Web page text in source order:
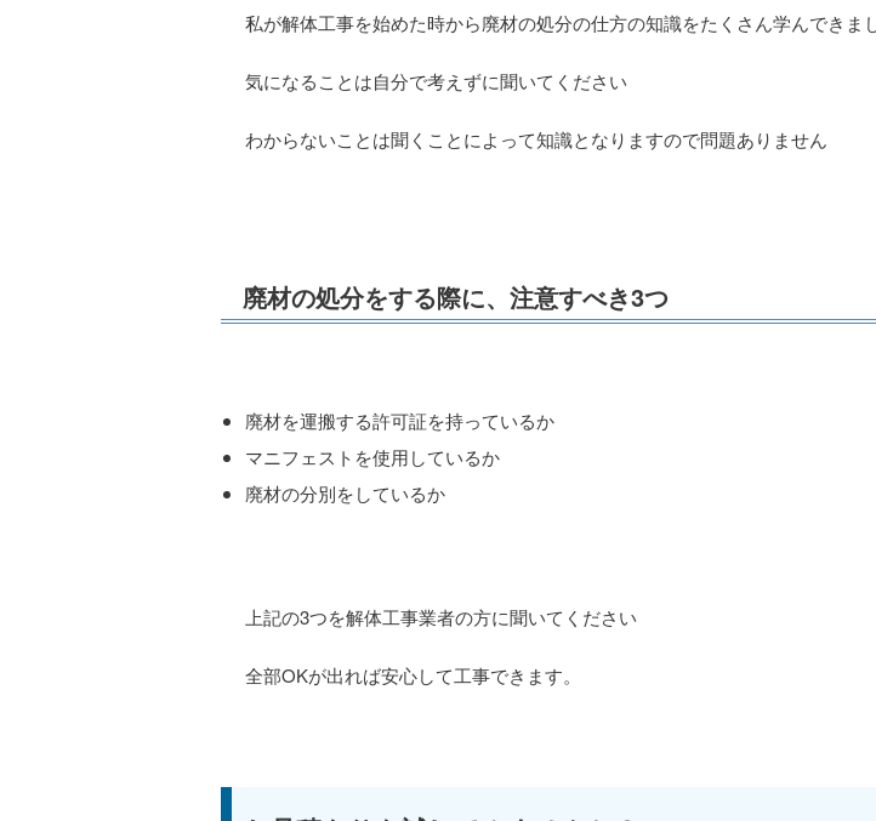
私が解体工事を始めた時から廃材の処分の仕方の知識をたくさん学んできま
気になることは自分で考えずに聞いてください
わからないことは聞くことによって知識となりますので問題ありません
廃材の処分をする際に、注意すべき3つ
廃材を運搬する許可証を持っているか
マニフェストを使用しているか
廃材の分別をしているか
上記の3つを解体工事業者の方に聞いてください
全部OKが出れば安心して工事できます。